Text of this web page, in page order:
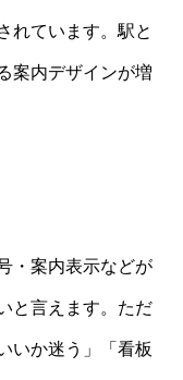
れています。駅と
案内デザインが増
・案内表示などが
と言えます。ただ
いか迷う」「看板